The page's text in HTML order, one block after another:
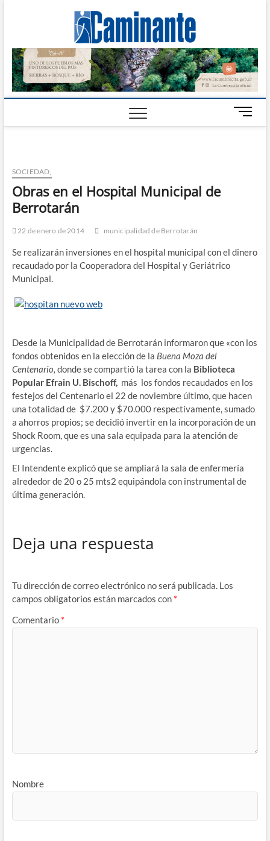
Digital
CALAMUCHITA
B
o
SOCIEDAD,
Obras en el Hospital Municipal de
Berrotarán
22 de enero de 2014 municipalidad de Berrotarán
Se realizarán inversiones en el hospital municipal con el dinero
recaudado por la Cooperadora del Hospital y Geriátrico
Municipal.
Desde la Municipalidad de Berrotarán informaron que «con los
fondos obtenidos en la elección de la Buena Moza del
Centenario, donde se compartió la tarea con la Biblioteca
Popular Efrain U. Bischoff, más los fondos recaudados en los
festejos del Centenario el 22 de noviembre último, que hacen
una totalidad de $7.200 y $70.000 respectivamente, sumado
a ahorros propios; se decidió invertir en la incorporación de un
Shock Room, que es una sala equipada para la atención de
urgencias.
El Intendente explicó que se ampliará la sala de enfermería
alrededor de 20 o 25 mts2 equipándola con instrumental de
última generación.
Deja una respuesta
Tu dirección de correo electrónico no será publicada. Los
campos obligatorios están marcados con *
Comentario *
Nombre